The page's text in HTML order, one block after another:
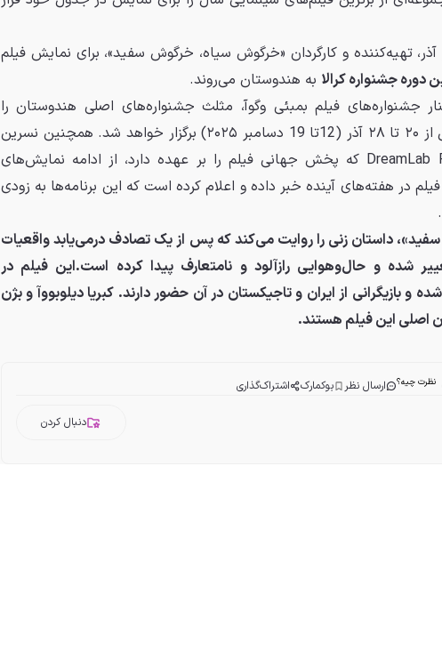
تهیه‌کننده و کارگردان «خرگوش سیاه، خرگوش سفید»، برای نمایش فیلم
جشنواره کرالا به هندوستان می‌روند.
جشنواره‌های فیلم بمبئی وگوآ، مثلث جشنواره‌های اصلی هندوستان را
تشکیل می‌دهند، امسال از ۲۰ تا ۲۸ آذر (12تا 19 دسامبر ۲۰۲۵) برگزار خواهد شد. همچنین نسرین
میرشب از کمپانیDreamLab Films که پخش جهانی فیلم را بر عهده دارد، از ادامه نمایش‌های
در هفته‌های آینده خبر داده و اعلام کرده است که این برنامه‌ها به زودی
داستان زنی را روایت می‌کند که پس از یک تصادف درمی‌یابد واقعیات
شده و حال‌وهوایی رازآلود و نامتعارف پیدا کرده است.این فیلم در
و بازیگرانی از ایران و تاجیکستان در آن حضور دارند. کبریا دیلوبووآ و بژن
اصلی این فیلم هستند.
نظرت چیه؟ ارسال نظر بوکمارک اشتراک‌گذاری
دنبال کردن